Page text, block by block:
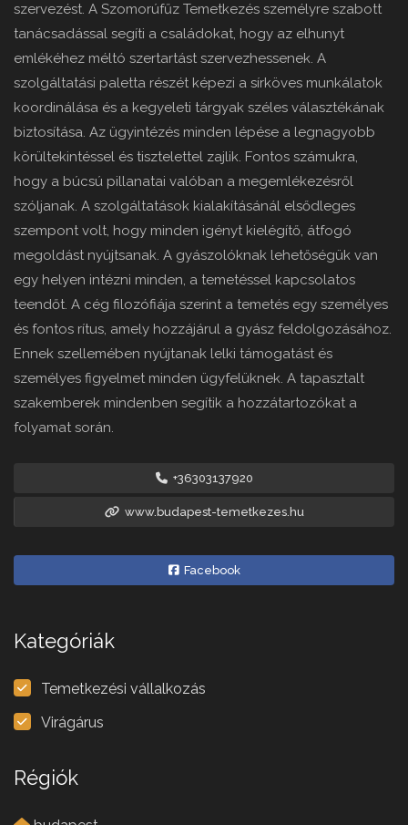
szervezést. A Szomorúfűz Temetkezés személyre szabott
tanácsadással segíti a családokat, hogy az elhunyt
emlékéhez méltó szertartást szervezhessenek. A
szolgáltatási paletta részét képezi a sírköves munkálatok
koordinálása és a kegyeleti tárgyak széles választékának
biztosítása. Az ügyintézés minden lépése a legnagyobb
körültekintéssel és tisztelettel zajlik. Fontos számukra,
hogy a búcsú pillanatai valóban a megemlékezésről
szóljanak. A szolgáltatások kialakításánál elsődleges
szempont volt, hogy minden igényt kielégítő, átfogó
megoldást nyújtsanak. A gyászolóknak lehetőségük van
egy helyen intézni minden, a temetéssel kapcsolatos
teendőt. A cég filozófiája szerint a temetés egy személyes
és fontos rítus, amely hozzájárul a gyász feldolgozásához.
Ennek szellemében nyújtanak lelki támogatást és
személyes figyelmet minden ügyfelüknek. A tapasztalt
szakemberek mindenben segítik a hozzátartozókat a
folyamat során.
+36303137920
www.budapest-temetkezes.hu
Facebook
Kategóriák
Temetkezési vállalkozás
Virágárus
Régiók